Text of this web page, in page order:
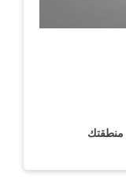
منطقتك